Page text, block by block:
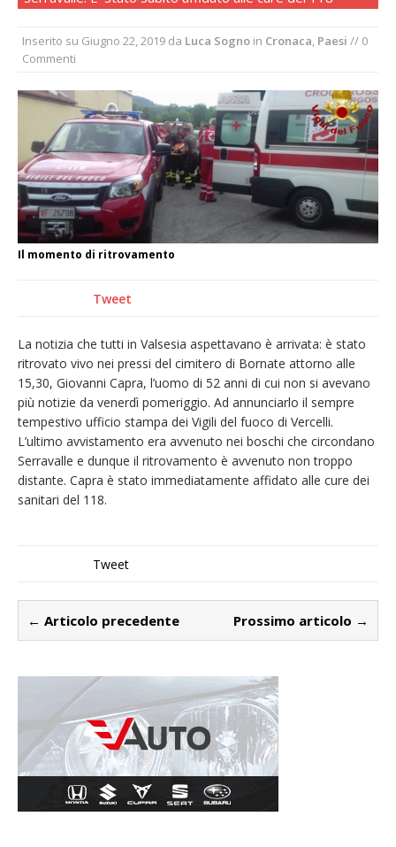
La Pro verso l’avvio della Stagione
carnevale di Santhià. La soddisfazione della
Pro Loco
Dieci anni fa l’ingresso a Vercelli
dell’arcivescovo mons. Marco Arnolfo
Inserito su Giugno 22, 2019 da Luca Sogno in Cronaca Paesi // 0
Commenti
Il momento di ritrovamento
Tweet
La notizia che tutti in Valsesia aspettavano è arrivata: è stato
ritrovato vivo nei pressi del cimitero di Bornate attorno alle
15,30, Giovanni Capra, l’uomo di 52 anni di cui non si avevano
più notizie da venerdì pomeriggio. Ad annunciarlo il sempre
tempestivo ufficio stampa dei Vigili del fuoco di Vercelli.
L’ultimo avvistamento era avvenuto nei boschi che circondano
Serravalle e dunque il ritrovamento è avvenuto non troppo
distante. Capra è stato immediatamente affidato alle cure dei
sanitari del 118.
Tweet
← Articolo precedente Prossimo articolo →